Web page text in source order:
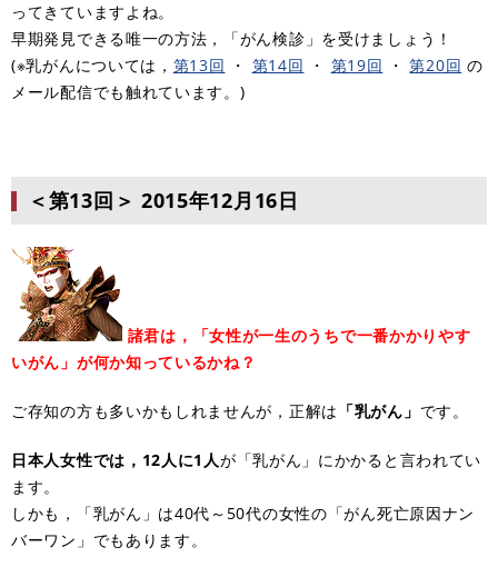
ってきていますよね。
早期発見できる唯一の方法，「がん検診」を受けましょう！
(※乳がんについては， 第13回 ・ 第14回 ・ 第19回 ・第20回 の
メール配信でも触れています。)
＜第13回＞ 2015年12月16日
諸君は，「女性が一生のうちで一番かかりやす
いがん」が何か知っているかね？
ご存知の方も多いかもしれませんが，正解は 「乳がん」 です。
日本人女性では，12人に1人が「乳がん」にかかると言われてい
ます。
しかも，「乳がん」は40代～50代の女性の「がん死亡原因ナン
バーワン」でもあります。